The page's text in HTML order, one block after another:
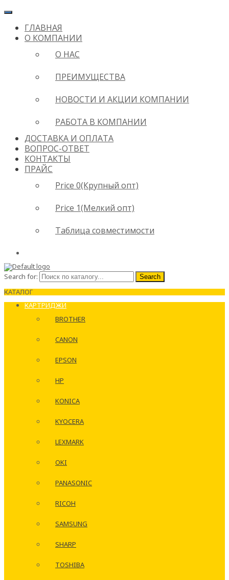
ГЛАВНАЯ
О КОМПАНИИ
О НАС
ПРЕИМУЩЕСТВА
НОВОСТИ И АКЦИИ КОМПАНИИ
РАБОТА В КОМПАНИИ
ДОСТАВКА И ОПЛАТА
ВОПРОС-ОТВЕТ
КОНТАКТЫ
ПРАЙС
Price 0(Крупный опт)
Price 1(Мелкий опт)
Таблица совместимости
Search for: Search
КАТАЛОГ
КАРТРИДЖИ
BROTHER
CANON
EPSON
HP
KONICA
KYOCERA
LEXMARK
OKI
PANASONIC
RICOH
SAMSUNG
SHARP
TOSHIBA